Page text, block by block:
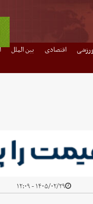
ورزشی اقتصادی بین الملل
۱۴۰۵/۰۲/۲۹ - ۱۲:۰۹